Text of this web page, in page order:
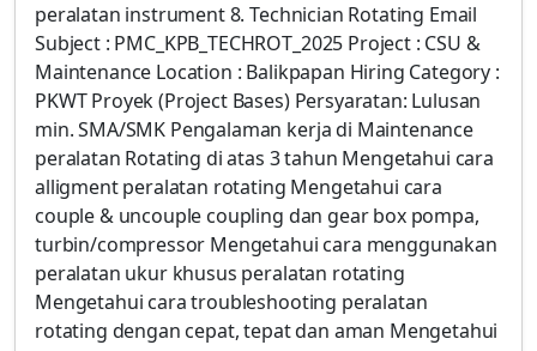
peralatan instrument 8. Technician Rotating Email
Subject : PMC_KPB_TECHROT_2025 Project : CSU &
Maintenance Location : Balikpapan Hiring Category :
PKWT Proyek (Project Bases) Persyaratan: Lulusan
min. SMA/SMK Pengalaman kerja di Maintenance
peralatan Rotating di atas 3 tahun Mengetahui cara
alligment peralatan rotating Mengetahui cara
couple & uncouple coupling dan gear box pompa,
turbin/compressor Mengetahui cara menggunakan
peralatan ukur khusus peralatan rotating
Mengetahui cara troubleshooting peralatan
rotating dengan cepat, tepat dan aman Mengetahui